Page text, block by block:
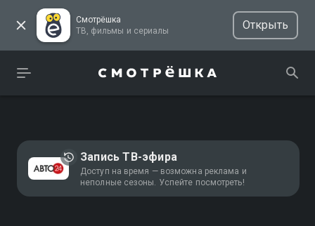
Смотрёшка
ТВ, фильмы и сериалы
Открыть
Запись ТВ-эфира
Доступ на время — возможна реклама и
неполные сезоны. Успейте посмотреть!